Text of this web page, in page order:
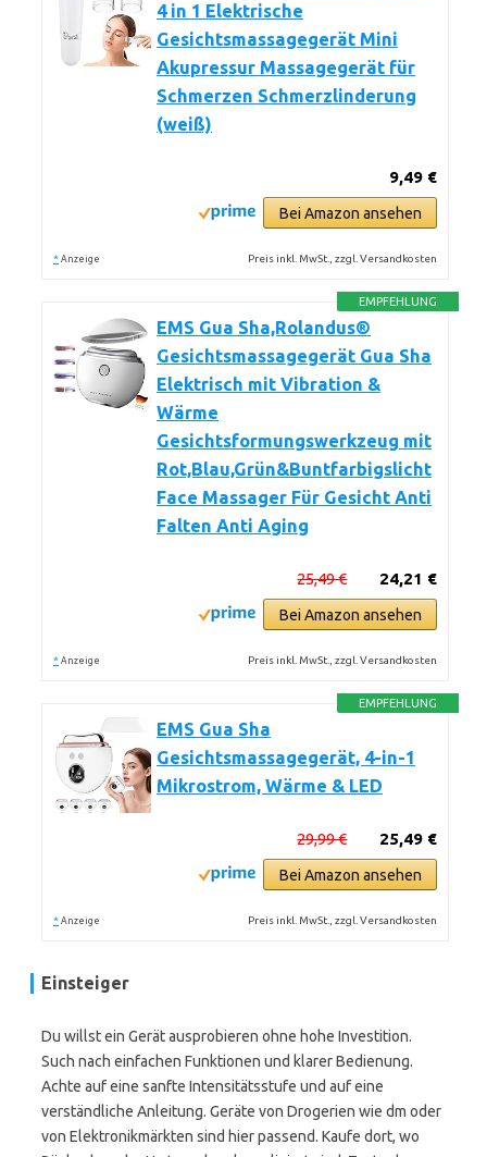
4 in 1 Elektrische
Gesichtsmassagegerät Mini
Akupressur Massagegerät für
Schmerzen Schmerzlinderung
(weiß)
9,49 €
Bei Amazon ansehen
* Anzeige Preis inkl. MwSt., zzgl. Versandkosten
EMPFEHLUNG
EMS Gua Sha,Rolandus®
Gesichtsmassagegerät Gua Sha
Elektrisch mit Vibration &
Wärme
Gesichtsformungswerkzeug mit
Rot,Blau,Grün&Buntfarbigslicht
Face Massager Für Gesicht Anti
Falten Anti Aging
24,21 €
25,49 €
Bei Amazon ansehen
* Anzeige Preis inkl. MwSt., zzgl. Versandkosten
EMPFEHLUNG
EMS Gua Sha
Gesichtsmassagegerät, 4-in-1
Mikrostrom, Wärme & LED
25,49 €
29,99 €
Bei Amazon ansehen
* Anzeige Preis inkl. MwSt., zzgl. Versandkosten
Einsteiger
Du willst ein Gerät ausprobieren ohne hohe Investition.
Such nach einfachen Funktionen und klarer Bedienung.
Achte auf eine sanfte Intensitätsstufe und auf eine
verständliche Anleitung. Geräte von Drogerien wie dm oder
von Elektronikmärkten sind hier passend. Kaufe dort, wo